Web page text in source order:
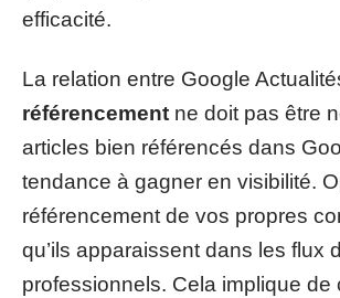
efficacité.
La relation entre Google
référencement ne doit pas être
articles bien référencés dans
tendance à gagner en visibilité.
référencement de vos propres
qu’ils apparaissent dans les flux
professionnels. Cela implique de